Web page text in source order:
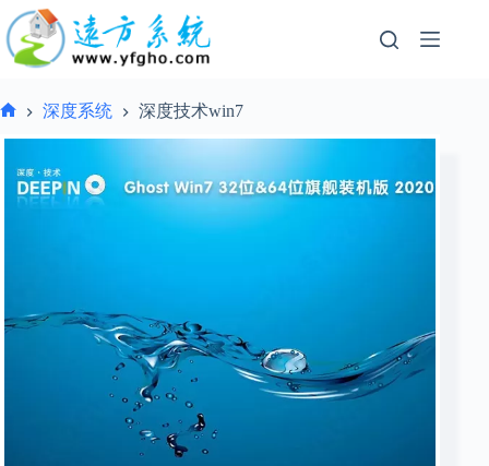
过
内
深度系统 深度技术win7